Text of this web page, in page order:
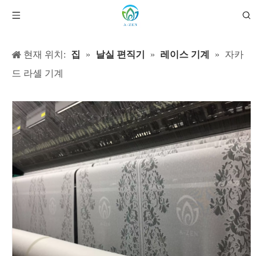
현재 위치: 집 » 날실 편직기 » 레이스 기계 »
자카
드 라셸 기계